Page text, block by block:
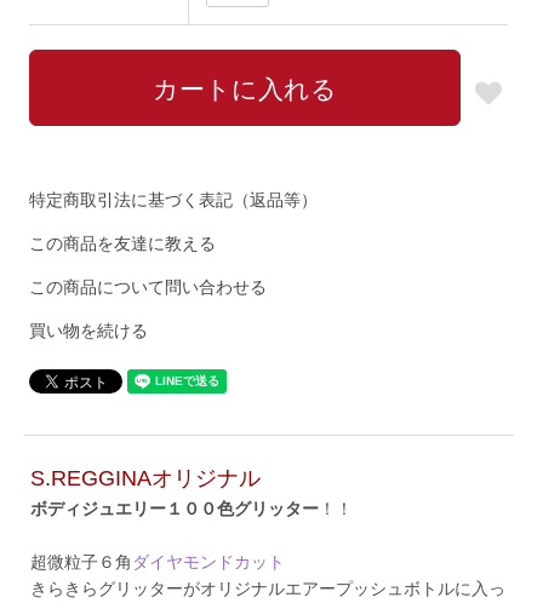
特定商取引法に基づく表記（返品等）
この商品を友達に教える
この商品について問い合わせる
買い物を続ける
S.REGGINAオリジナル
ボディジュエリー１００色グリッター ！！
超微粒子６角 ダイヤモンドカット
きらきらグリッターがオリジナルエアープッシュボトルに入っ